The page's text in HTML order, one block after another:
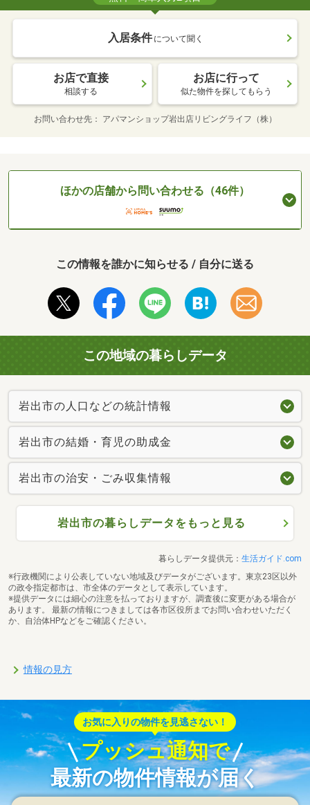
入居条件 について聞く
お店で直接
相談する
お店に行って
似た物件を探してもらう
お問い合わせ先 アパマンショップ岩出店リビングライフ（株）
ほかの店舗から問い合わせる（46件）
この情報を誰かに知らせる / 自分に送る
この地域の暮らしデータ
岩出市の人口などの統計情報
岩出市の結婚・育児の助成金
岩出市の治安・ごみ収集情報
岩出市の暮らしデータをもっと見る
暮らしデータ提供元： 生活ガイド.com
※行政機関により公表していない地域及びデータがございます。東京23区以外
の政令指定都市は、市全体のデータとして表示しています。
※提供データには細心の注意を払っておりますが、調査後に変更がある場合が
あります。 最新の情報につきましては各市区役所までお問い合わせいただく
か、自治体HPなどをご確認ください。
情報の見方
お気に入りの物件を見逃さない！
プッシュ通知で
最新の物件情報が届く